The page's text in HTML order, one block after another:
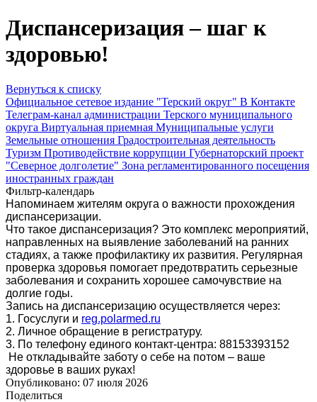
Диспансеризация – шаг к
здоровью!
Вернуться к списку
Официальное сетевое издание "Терский округ" В Контакте
Телеграм-канал администрации Терского муниципального
округа Виртуальная приемная Муниципальные услуги
Земельные отношения Градостроительная деятельность
Туризм Противодействие коррупции Губернаторский проект
"Северное долголетие" Зона регламентированного посещения
иностранных граждан
Фильтр-календарь
Напоминаем жителям округа о важности прохождения
диспансеризации.
Что такое диспансеризация? Это комплекс мероприятий,
направленных на выявление заболеваний на ранних
стадиях, а также профилактику их развития. Регулярная
проверка здоровья помогает предотвратить серьезные
заболевания и сохранить хорошее самочувствие на
долгие годы.
Запись на диспансеризацию осуществляется через:
1. Госуслуги и reg.polarmed.ru
2. Личное обращение в регистратуру.
3. По телефону единого контакт-центра: 88153393152
Не откладывайте заботу о себе на потом – ваше
здоровье в ваших руках!
Опубликовано: 07 июля 2026
Поделиться